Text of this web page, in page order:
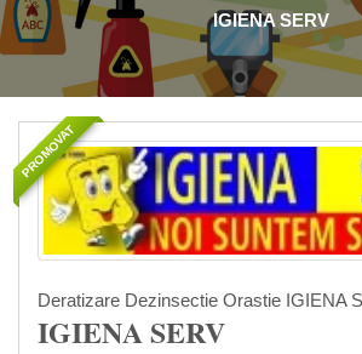
IGIENA SERV
PROMOVAT
Deratizare Dezinsectie Orastie IGIENA
IGIENA SERV